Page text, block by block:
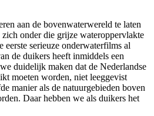
aan de bovenwaterwereld te laten
onder die grijze wateroppervlakte
serieuze onderwaterfilms al
de duikers heeft inmiddels een
duidelijk maken dat de Nederlandse
moeten worden, niet leeggevist
manier als de natuurgebieden boven
Daar hebben we als duikers het